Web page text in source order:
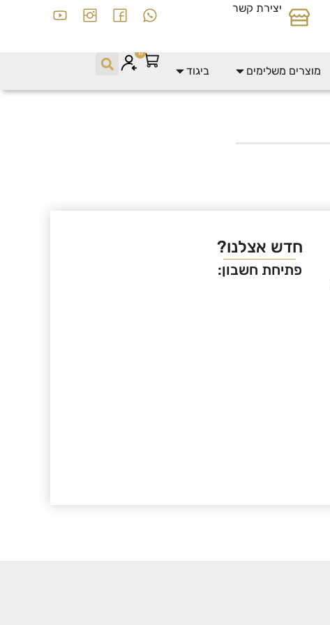
יצירת קשר
מוצרים משלימים ביגוד
17
חדש אצלנו?
פתיחת חשבון: